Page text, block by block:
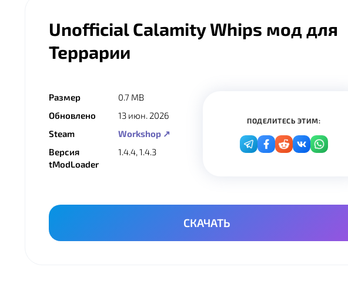
Unofficial Calamity Whips мод для
Террарии
Размер
0.7 MB
Обновлено
13 июн. 2026
Steam
Workshop ↗
Версия
tModLoader
1.4.4, 1.4.3
ПОДЕЛИТЕСЬ ЭТИМ:
СКАЧАТЬ